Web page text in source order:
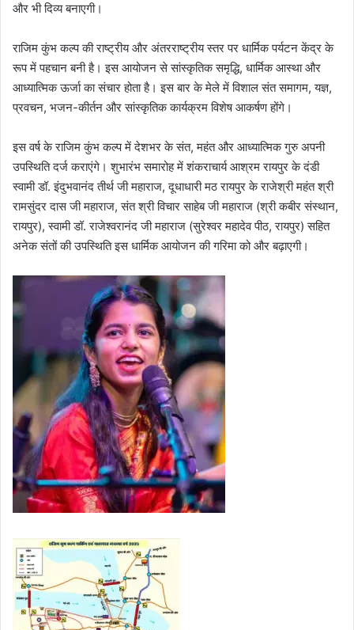
और भी दिव्य बनाएगी।
राजिम कुंभ कल्प की राष्ट्रीय और अंतरराष्ट्रीय स्तर पर धार्मिक पर्यटन केंद्र के
रूप में पहचान बनी है। इस आयोजन से सांस्कृतिक समृद्धि, धार्मिक आस्था और
आध्यात्मिक ऊर्जा का संचार होता है। इस बार के मेले में विशाल संत समागम, यज्ञ,
प्रवचन, भजन-कीर्तन और सांस्कृतिक कार्यक्रम विशेष आकर्षण होंगे।
इस वर्ष के राजिम कुंभ कल्प में देशभर के संत, महंत और आध्यात्मिक गुरु अपनी
उपस्थिति दर्ज कराएंगे। शुभारंभ समारोह में शंकराचार्य आश्रम रायपुर के दंडी
स्वामी डॉ. इंदुभवानंद तीर्थ जी महाराज, दूधाधारी मठ रायपुर के राजेश्री महंत श्री
रामसुंदर दास जी महाराज, संत श्री विचार साहेब जी महाराज (श्री कबीर संस्थान,
रायपुर), स्वामी डॉ. राजेश्वरानंद जी महाराज (सुरेश्वर महादेव पीठ, रायपुर) सहित
अनेक संतों की उपस्थिति इस धार्मिक आयोजन की गरिमा को और बढ़ाएगी।